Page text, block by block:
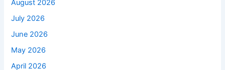
August 2026
July 2026
June 2026
May 2026
April 2026